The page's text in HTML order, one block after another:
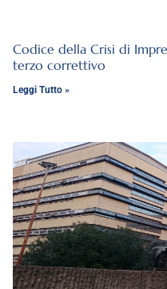
Codice della Crisi di
terzo correttivo
Leggi Tutto »